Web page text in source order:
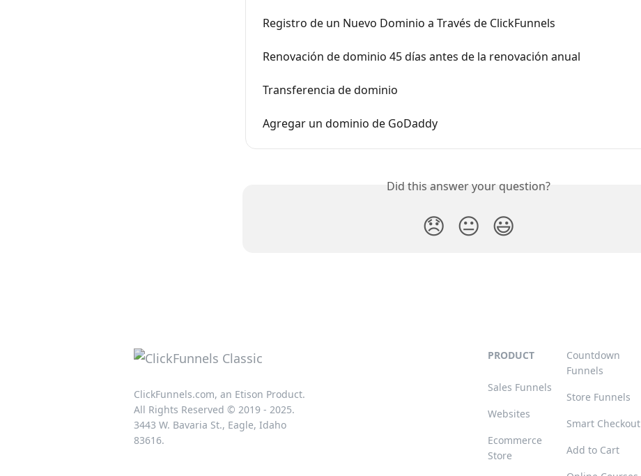
Registro de un Nuevo Dominio a Través de ClickFunnels
Renovación de dominio 45 días antes de la renovación anual
Transferencia de dominio
Agregar un dominio de GoDaddy
Did this answer your question?
😞 😐 😃
ClickFunnels.com, an Etison Product.
All Rights Reserved © 2019 - 2025.
3443 W. Bavaria St., Eagle, Idaho
83616.
PRODUCT
Sales Funnels
Websites
Ecommerce
Store
Countdown
Funnels
Store Funnels
Smart Checkout
Add to Cart